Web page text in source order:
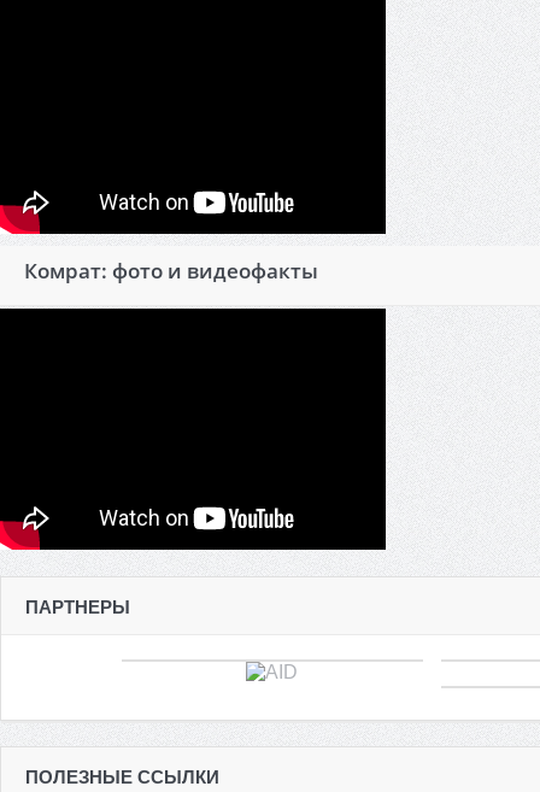
Комрат: фото и видеофакты
ПАРТНЕРЫ
ПОЛЕЗНЫЕ ССЫЛКИ